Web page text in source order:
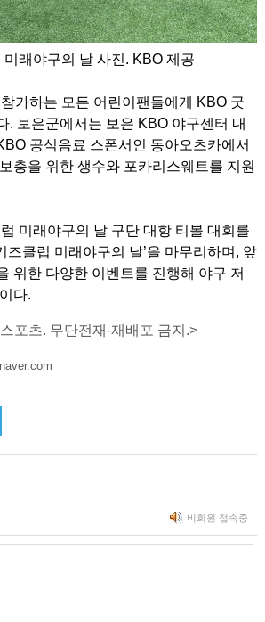
래야구의 날 사진. KBO 제공
가하는 모든 어린이팬들에게 KBO 굿
. 보은군에서는 보은 KBO 야구센터 내
공식음료 스폰서인 동아오츠카에서
충을 위한 생수와 포카리스웨트를 지원
미래야구의 날 구단 대항 티볼 대회를
즈클럽 미래야구의 날’을 마무리하며, 앞
위한 다양한 이벤트를 진행해 야구 저
다.
포츠. 무단전재-재배포 금지.>
비회원 접속중